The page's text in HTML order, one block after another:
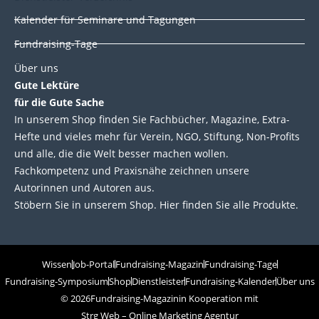
Kalender für Seminare und Tagungen
Fundraising-Tage
Über uns
Gute Lektüre
für die Gute Sache
In unserem Shop finden Sie Fachbücher, Magazine, Extra-
Hefte und vieles mehr für Verein, NGO, Stiftung, Non-Profits
und alle, die die Welt besser machen wollen.
Fachkompetenz und Praxisnähe zeichnen unsere
Autorinnen und Autoren aus.
Stöbern Sie in unserem Shop. Hier finden Sie alle Produkte.
WissenJob-PortalFundraising-MagazinFundraising-Tage
Fundraising-SymposiumShopDienstleisterFundraising-KalenderÜber uns
© 2026Fundraising-Magazinin Kooperation mit
Strg Web – Online Marketing Agentur